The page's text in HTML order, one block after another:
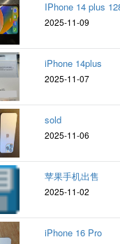
IPhone 14 plus
2025-11-09
iPhone 14plus
2025-11-07
sold
2025-11-06
苹果手机出售
2025-11-02
iPhone 16 Pro